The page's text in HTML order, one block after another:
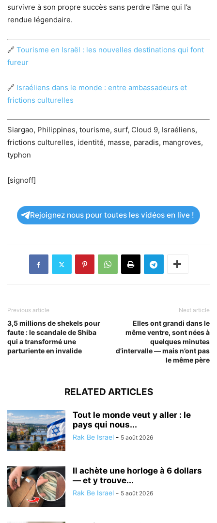
survivre à son propre succès sans perdre l’âme qui l’a
rendue légendaire.
🔗 Tourisme en Israël : les nouvelles destinations qui font
fureur
🔗 Israéliens dans le monde : entre ambassadeurs et
frictions culturelles
Siargao, Philippines, tourisme, surf, Cloud 9, Israéliens,
frictions culturelles, identité, masse, paradis, mangroves,
typhon
[signoff]
Rejoignez nous pour toutes les vidéos en live !
Previous article
3,5 millions de shekels pour
faute : le scandale de Shiba
qui a transformé une
parturiente en invalide
Next article
Elles ont grandi dans le
même ventre, sont nées à
quelques minutes
d’intervalle — mais n’ont pas
le même père
RELATED ARTICLES
Tout le monde veut y aller : le
pays qui nous...
Rak Be Israel - 5 août 2026
Il achète une horloge à 6 dollars
— et y trouve...
Rak Be Israel - 5 août 2026